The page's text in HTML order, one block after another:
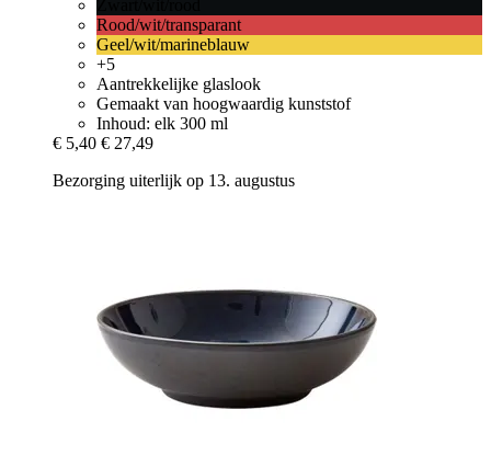
Rood/wit/transparant
Geel/wit/marineblauw
+5
Aantrekkelijke glaslook
Gemaakt van hoogwaardig kunststof
Inhoud: elk 300 ml
€ 5,40 € 27,49
Bezorging uiterlijk op 13. augustus